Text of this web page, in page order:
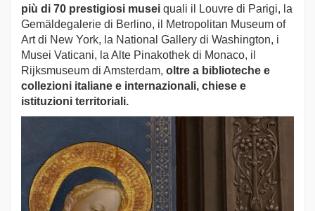
più di 70 prestigiosi musei quali il Louvre di Parigi, la
Gemäldegalerie di Berlino, il Metropolitan Museum of
Art di New York, la National Gallery di Washington, i
Musei Vaticani, la Alte Pinakothek di Monaco, il
Rijksmuseum di Amsterdam, oltre a biblioteche e
collezioni italiane e internazionali, chiese e
istituzioni territoriali.